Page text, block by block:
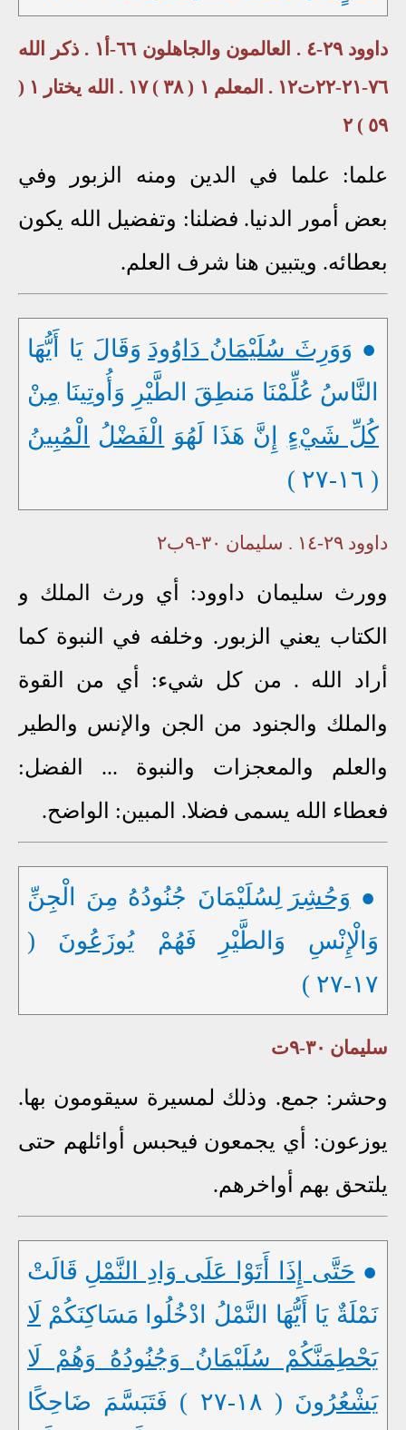
داوود ٢٩-٤ . العالمون والجاهلون ٦٦-أ١ . ذكر الله
٧٦-٢١-٢٢ت١٢ . المعلم ١ ( ٣٨ ) ١٧ . الله يختار ١ (
٥٩ ) ٢
علما: علما في الدين ومنه الزبور وفي
بعض أمور الدنيا. فضلنا: وتفضيل الله يكون
بعطائه. ويتبين هنا شرف العلم.
● وَوَرِثَ سُلَيْمَانُ دَاوُودَ وَقَالَ يَا أَيُّهَا
النَّاسُ عُلِّمْنَا مَنطِقَ الطَّيْرِ وَأُوتِينَا مِنْ
كُلِّ شَيْءٍ إِنَّ هَذَا لَهُوَ الْفَضْلُ
الْمُبِينُ
( ١٦-٢٧ )
داوود ٢٩-١٤ . سليمان ٣٠-٩ب٢
وورث سليمان داوود: أي ورث الملك و
الكتاب يعني الزبور. وخلفه في النبوة كما
أراد الله . من كل شيء: أي من القوة
والملك والجنود من الجن والإنس والطير
والعلم والمعجزات والنبوة ... الفضل:
فعطاء الله يسمى فضلا. المبين: الواضح.
● وَحُشِرَ لِسُلَيْمَانَ جُنُودُهُ مِنَ الْجِنِّ
وَالْإِنْسِ وَالطَّيْرِ فَهُمْيُوزَعُونَ (
١٧-٢٧ )
سليمان ٣٠-٩ت
وحشر: جمع. وذلك لمسيرة سيقومون بها.
يوزعون: أي يجمعون فيحبس أوائلهم حتى
يلتحق بهم أواخرهم.
● حَتَّى إِذَا أَتَوْا عَلَى وَادِ النَّمْلِ قَالَتْ
نَمْلَةٌ يَا أَيُّهَا النَّمْلُ ادْخُلُوا مَسَاكِنَكُمْ لَا
يَحْطِمَنَّكُمْ سُلَيْمَانُ وَجُنُودُهُ وَهُمْ لَا
يَشْعُرُونَ
( ١٨-٢٧ ) فَتَبَسَّمَ ضَاحِكًا